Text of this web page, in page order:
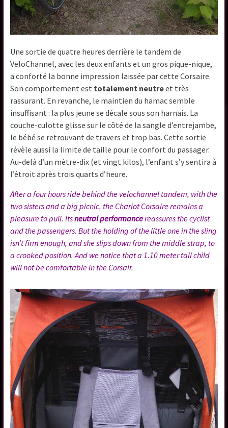
Une sortie de quatre heures derrière le tandem de
VeloChannel, avec les deux enfants et un gros pique-nique,
a conforté la bonne impression laissée par cette Corsaire.
Son comportement est totalement neutreet très
rassurant. En revanche, le maintien du hamac semble
insuffisant : la plus jeune se décale sous son harnais. La
couche-culotte glisse sur le côté de la sangle d’entrejambe,
le bébé se retrouvant de travers et trop bas. Cette sortie
révèle aussi la limite de taille pour le confort du passager.
Au-delà d’un mètre-dix (et vingt kilos), l’enfant s’y sentira à
l’étroit après trois quarts d’heure.
After a four hours ride behind the velochannel tandem, with the
two sisters and a big picnic, the Chariot Corsaire remains a
pleasure to pull. Itsneutral performancereassures the cyclist
and the passengers. But the holding of the little one in the sling
isn’t firm enough, and she slips down from the middle strap, to
a crooked position. And we notice that a 1.10 meter tall child
will not be comfortable in the Corsair.